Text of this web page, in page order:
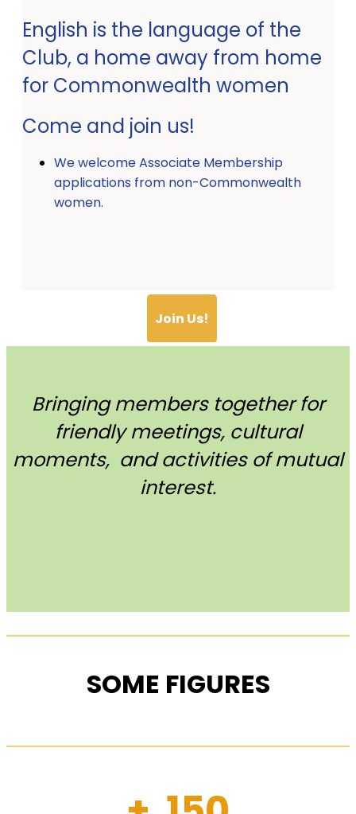
English is the language of the
Club, a home away from home
for Commonwealth women
Come and join us!
We welcome Associate Membership
applications from non-Commonwealth
women.
Join Us!
Bringing members together for
friendly meetings, cultural
moments, and activities of mutual
interest.
SOME FIGURES